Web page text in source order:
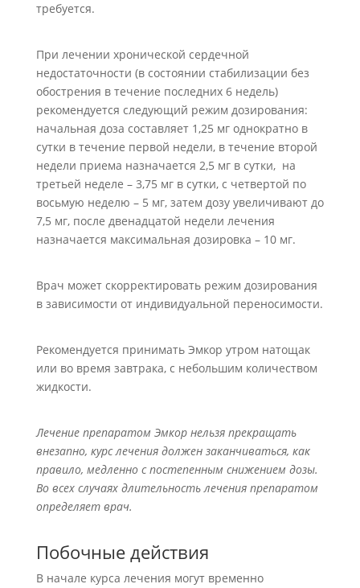
требуется.
При лечении хронической сердечной
недостаточности (в состоянии стабилизации без
обострения в течение последних 6 недель)
рекомендуется следующий режим дозирования:
начальная доза составляет 1,25 мг однократно в
сутки в течение первой недели, в течение второй
недели приема назначается 2,5 мг в сутки, на
третьей неделе – 3,75 мг в сутки, с четвертой по
восьмую неделю – 5 мг, затем дозу увеличивают до
7,5 мг, после двенадцатой недели лечения
назначается максимальная дозировка – 10 мг.
Врач может скорректировать режим дозирования
в зависимости от индивидуальной переносимости.
Рекомендуется принимать Эмкор утром натощак
или во время завтрака, с небольшим количеством
жидкости.
Лечение препаратом Эмкор нельзя прекращать
внезапно, курс лечения должен заканчиваться, как
правило, медленно с постепенным снижением дозы.
Во всех случаях длительность лечения препаратом
определяет врач.
Побочные действия
В начале курса лечения могут временно